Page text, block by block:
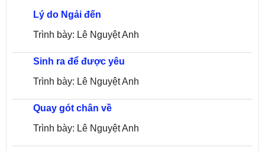
Lý do Ngải đến
Trình bày: Lê Nguyệt Anh
Sinh ra để được yêu
Trình bày: Lê Nguyệt Anh
Quay gót chân về
Trình bày: Lê Nguyệt Anh